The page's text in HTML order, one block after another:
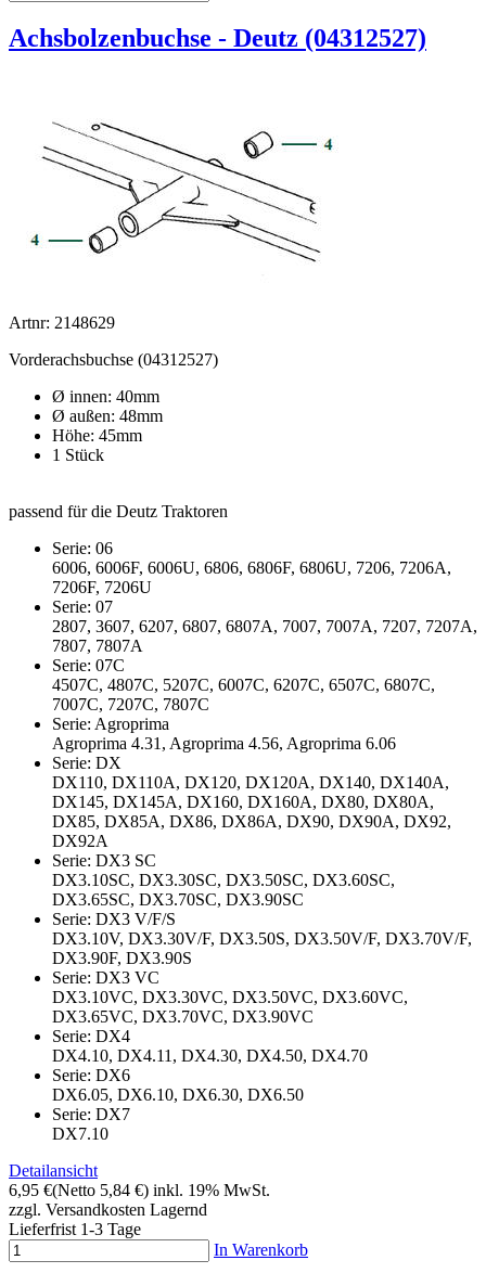
Achsbolzenbuchse - Deutz (04312527)
Artnr: 2148629
Vorderachsbuchse (04312527)
Ø innen: 40mm
Ø außen: 48mm
Höhe: 45mm
1 Stück
passend für die Deutz Traktoren
Serie: 06
6006, 6006F, 6006U, 6806, 6806F, 6806U, 7206, 7206A,
7206F, 7206U
Serie: 07
2807, 3607, 6207, 6807, 6807A, 7007, 7007A, 7207, 7207A,
7807, 7807A
Serie: 07C
4507C, 4807C, 5207C, 6007C, 6207C, 6507C, 6807C,
7007C, 7207C, 7807C
Serie: Agroprima
Agroprima 4.31, Agroprima 4.56, Agroprima 6.06
Serie: DX
DX110, DX110A, DX120, DX120A, DX140, DX140A,
DX145, DX145A, DX160, DX160A, DX80, DX80A,
DX85, DX85A, DX86, DX86A, DX90, DX90A, DX92,
DX92A
Serie: DX3 SC
DX3.10SC, DX3.30SC, DX3.50SC, DX3.60SC,
DX3.65SC, DX3.70SC, DX3.90SC
Serie: DX3 V/F/S
DX3.10V, DX3.30V/F, DX3.50S, DX3.50V/F, DX3.70V/F,
DX3.90F, DX3.90S
Serie: DX3 VC
DX3.10VC, DX3.30VC, DX3.50VC, DX3.60VC,
DX3.65VC, DX3.70VC, DX3.90VC
Serie: DX4
DX4.10, DX4.11, DX4.30, DX4.50, DX4.70
Serie: DX6
DX6.05, DX6.10, DX6.30, DX6.50
Serie: DX7
DX7.10
Detailansicht
6,95 €(Netto 5,84 €) inkl. 19% MwSt.
zzgl. Versandkosten Lagernd
Lieferfrist 1-3 Tage
In Warenkorb